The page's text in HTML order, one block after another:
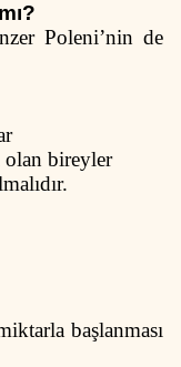
Poleni’nin de
olan bireyler
başlanması